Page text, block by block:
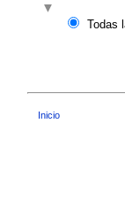
Todas
Inicio